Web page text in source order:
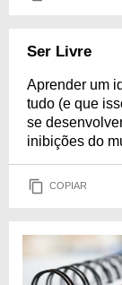
Ser Livre
Aprender um
tudo (e que
se
inibições do
COPIAR